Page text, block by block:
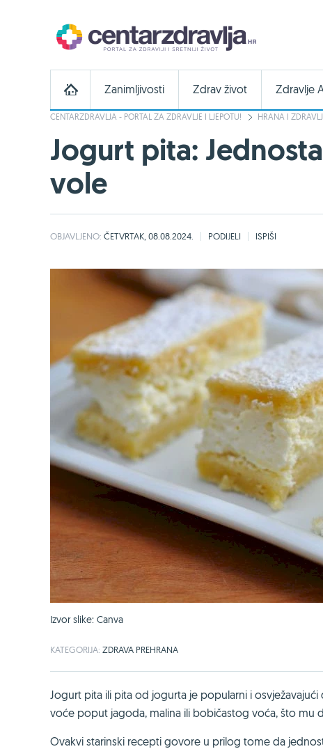
Zanimljivosti Zdrav život Zdravlje
CENTARZDRAVLJA - PORTAL ZA ZDRAVLJE I LJEPOTU! HRANA I
Jogurt pita:
vole
OBJAVLJENO: ČETVRTAK, 08.08.2024. PODIJELI ISPIŠI
Izvor slike: Canva
KATEGORIJA: ZDRAVA PREHRANA
Jogurt pita ili pita od jogurta je popularni i
voće poput jagoda, malina ili bobičastog voća, što mu
Ovakvi starinski recepti govore u prilog tome da